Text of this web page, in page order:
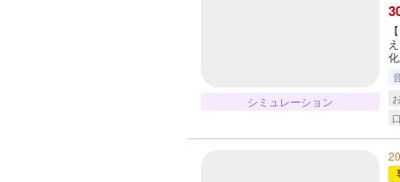
シミュレーション